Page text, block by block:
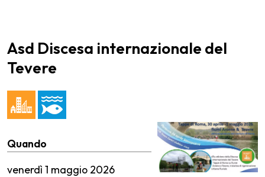
Asd Discesa internazionale del
Tevere
Quando
venerdì 1 maggio 2026